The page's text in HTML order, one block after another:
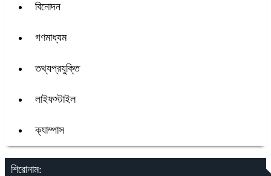
বিনোদন
গণমাধ্যম
তথ্যপ্রযুক্তি
লাইফস্টাইল
ক্যাম্পাস
শিরোনাম: